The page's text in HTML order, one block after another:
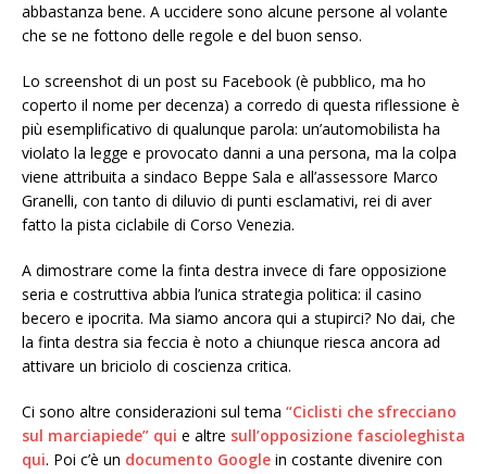
abbastanza bene. A uccidere sono alcune persone al volante
che se ne fottono delle regole e del buon senso.
Lo screenshot di un post su Facebook (è pubblico, ma ho
coperto il nome per decenza) a corredo di questa riflessione è
più esemplificativo di qualunque parola: un’automobilista ha
violato la legge e provocato danni a una persona, ma la colpa
viene attribuita a sindaco Beppe Sala e all’assessore Marco
Granelli, con tanto di diluvio di punti esclamativi, rei di aver
fatto la pista ciclabile di Corso Venezia.
A dimostrare come la finta destra invece di fare opposizione
seria e costruttiva abbia l’unica strategia politica: il casino
becero e ipocrita. Ma siamo ancora qui a stupirci? No dai, che
la finta destra sia feccia è noto a chiunque riesca ancora ad
attivare un briciolo di coscienza critica.
Ci sono altre considerazioni sul tema “Ciclisti che sfrecciano
sul marciapiede” qui e altre sull’opposizione fascioleghista
qui. Poi c’è un documento Google in costante divenire con